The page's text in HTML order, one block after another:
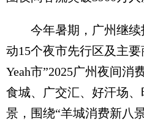
今年暑期，广州继续
动15个夜市先行区及主要
Yeah市”2025广州夜间消
食城、广交汇、好汗场
景，围绕“羊城消费新八